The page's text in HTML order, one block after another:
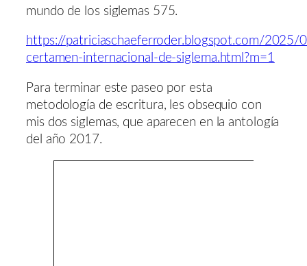
mundo de los siglemas 575.
https://patriciaschaeferroder.blogspot.com/2025/
certamen-internacional-de-siglema.html?m=1
Para terminar este paseo por esta
metodología de escritura, les obsequio con
mis dos siglemas, que aparecen en la antología
del año 2017.